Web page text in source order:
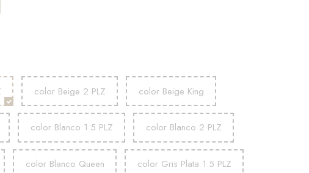
color Beige 2 PLZ color Beige King
color Blanco 1.5 PLZ color Blanco 2 PLZ
color Blanco Queen color Gris Plata 1.5 PLZ